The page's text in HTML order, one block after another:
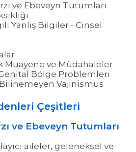
ve Ebeveyn Tutumları
Yanlış Bilgiler - Cinsel
Muayene ve Müdahaleler
Genital Bölge Problemleri
Vajinismus
Çeşitleri
ve Ebeveyn Tutumları
aileler, geleneksel ve